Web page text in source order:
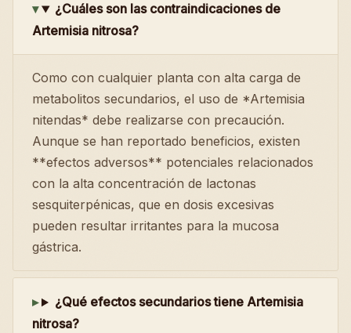
¿Cuáles son las contraindicaciones de
Artemisia nitrosa?
Como con cualquier planta con alta carga de
metabolitos secundarios, el uso de *Artemisia
nitendas* debe realizarse con precaución.
Aunque se han reportado beneficios, existen
**efectos adversos** potenciales relacionados
con la alta concentración de lactonas
sesquiterpénicas, que en dosis excesivas
pueden resultar irritantes para la mucosa
gástrica.
¿Qué efectos secundarios tiene Artemisia
nitrosa?